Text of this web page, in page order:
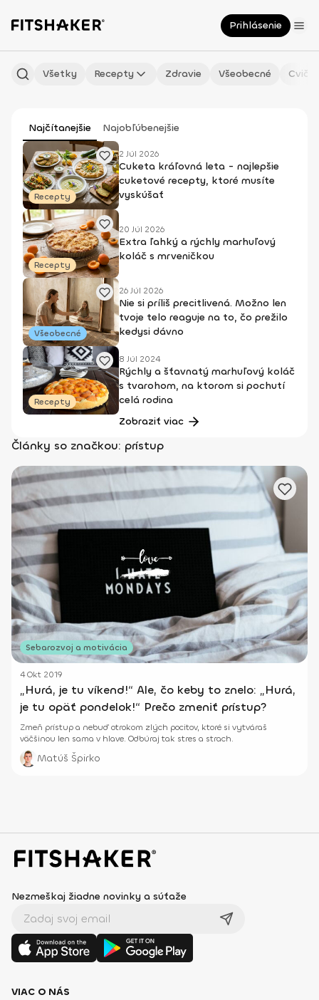
Prihlásenie
Všetky Recepty Zdravie Všeobecné
Najčítanejšie Najobľúbenejšie
Recepty
2 Júl 2026
Cuketa kráľovná leta - najlepšie
cuketové recepty, ktoré musíte
vyskúšať
Recepty
20 Júl 2026
Extra ľahký a rýchly marhuľový
koláč s mrveničkou
Všeobecné
26 Júl 2026
Nie si príliš precitlivená. Možno len
tvoje telo reaguje na to, čo prežilo
kedysi dávno
Recepty
8 Júl 2024
Rýchly a šťavnatý marhuľový koláč
s tvarohom, na ktorom si pochutí
celá rodina
Zobraziť viac
Články so značkou: prístup
Sebarozvoj a motivácia
4 Okt 2019
„Hurá, je tu víkend!“ Ale, čo keby to znelo: „Hurá,
je tu opäť pondelok!“ Prečo zmeniť prístup?
Zmeň prístup a nebuď otrokom zlých pocitov, ktoré si vytváraš
väčšinou len sama v hlave. Odbúraj tak stres a strach.
Matúš Špirko
Nezmeškaj žiadne novinky a súťaže
VIAC O NÁS